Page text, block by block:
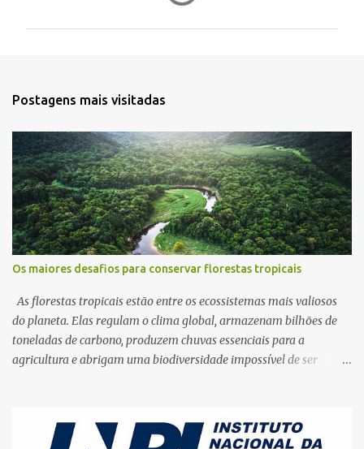
r
i
o
s
Postagens mais visitadas
Os maiores desafios para conservar florestas tropicais
As florestas tropicais estão entre os ecossistemas mais valiosos
do planeta. Elas regulam o clima global, armazenam bilhões de
toneladas de carbono, produzem chuvas essenciais para a
agricultura e abrigam uma biodiversidade impossível de ser
continuam sendo destruídos em ritmo acelerado. Da Amazônia à
Bacia do Congo, passando pelas florestas do Sudeste Asiático, a